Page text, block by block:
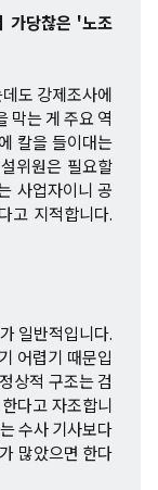
가당찮은 '노조
도 강제조사에
막는 게 주요 역
칼을 들이대는
위원은 필요할
사업자이니 공
고 지적합니다.
일반적입니다.
어렵기 때문입
상적 구조는 검
다고 자조합니
수사 기사보다
많았으면 한다